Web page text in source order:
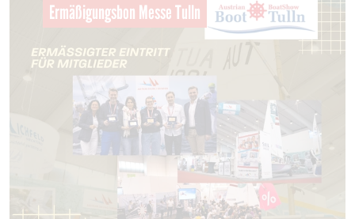
Ermäßigungsbon Messe Tulln